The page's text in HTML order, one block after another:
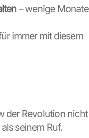
– wenige Monate
immer mit diesem
der Revolution nicht
seinem Ruf.